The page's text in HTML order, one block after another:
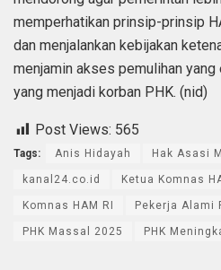
memperhatikan prinsip-prinsip
dan menjalankan kebijakan
menjamin akses pemulihan
yang menjadi korban PHK. (nid)
Post Views: 565
Tags: Anis Hidayah Hak Asasi
kanal24.co.id Ketua Komnas
Komnas HAM RI Pekerja Alami
PHK Massal 2025 PHK